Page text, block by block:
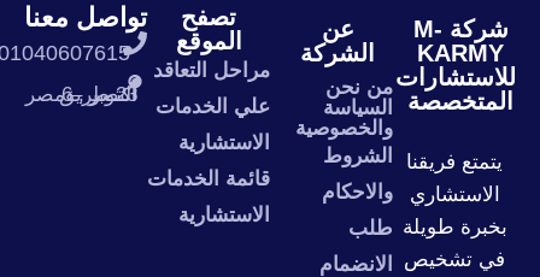
شركة M-
KARMY
المتخصصة
يتمتع فريقنا
الاستشاري
بخبرة طويلة
في تشخيص
عن
الشركة
من نحن
السياسة
والخصوصية
الشروط
والاحكام
طلب
الانضمام
تصفح
الموقع
مراحل التعاقد
علي الخدمات
الاستشارية
قائمة الخدمات
الاستشارية
تواصل معنا
201040607615+
23 طريق النصر , 6 اكتوبر – مصر